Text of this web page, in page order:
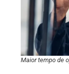
Maior tempo de